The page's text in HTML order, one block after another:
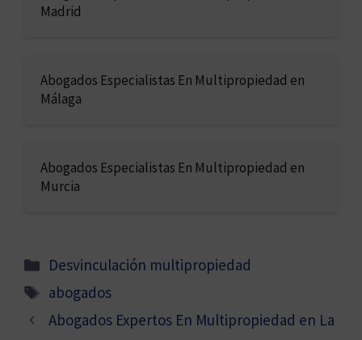
Madrid
Abogados Especialistas En Multipropiedad en
Málaga
Abogados Especialistas En Multipropiedad en
Murcia
Categorías
Desvinculación multipropiedad
Etiquetas
abogados
Abogados Expertos En Multipropiedad en La